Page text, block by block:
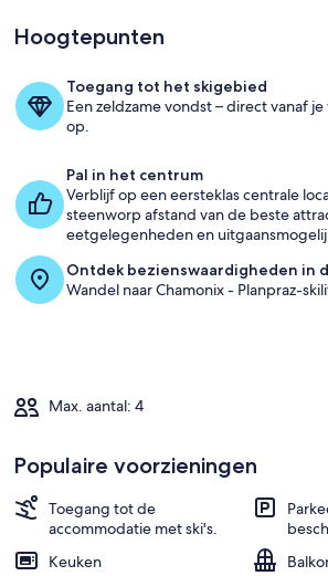
Terrein van
Hoogtepunten
Toegang tot het skigebied
Een zeldzame vondst – direct vanaf
op.
Pal in het centrum
Verblijf op een eersteklas centrale
steenworp afstand van de beste
eetgelegenheden en
Ontdek bezienswaardigheden in
Wandel naar Chamonix - Planpraz-
Max. aantal: 4
Populaire voorzieningen
Toegang tot de
accommodatie met ski's.
Keuken